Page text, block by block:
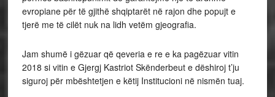
evropiane për të gjithë shqiptarët në rajon dhe popujt e
tjerë me të cilët nuk na lidh vetëm gjeografia.
Jam shumë i gëzuar që qeveria e re e ka pagëzuar vitin
2018 si vitin e Gjergj Kastriot Skënderbeut e dëshiroj t’ju
siguroj për mbështetjen e këtij Institucioni në nismën tuaj.